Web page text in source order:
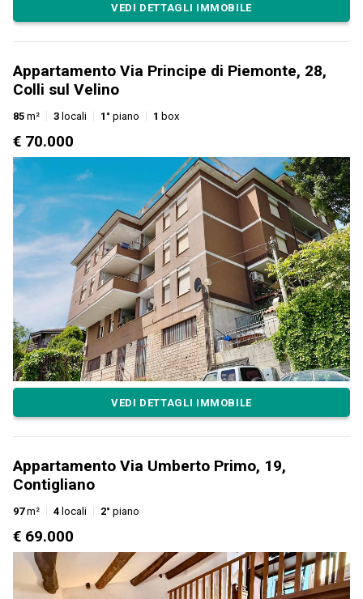
VEDI DETTAGLI IMMOBILE
Appartamento Via Principe di Piemonte, 28,
Colli sul Velino
85 m² 3 locali 1° piano 1 box
€ 70.000
VEDI DETTAGLI IMMOBILE
Appartamento Via Umberto Primo, 19,
Contigliano
97m² 4 locali 2° piano
€ 69.000